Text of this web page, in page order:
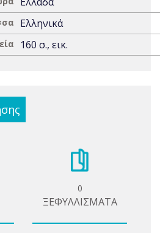
Ελληνικά
160 σ., εικ.
0
ΞΕΦΥΛΛΙΣΜΑΤΑ